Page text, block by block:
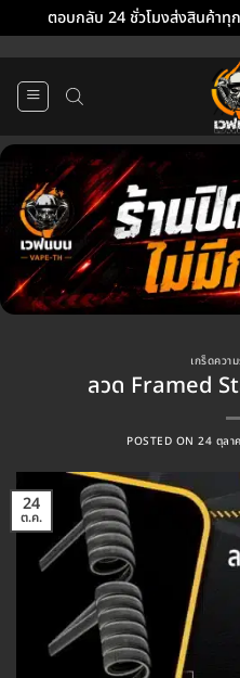
ตอบกลับ 24 ชั่วโมงส่งสินค้า
เกร็ดควา
ลวด Framed
POSTED ON24 ตุลา
24
ต.ค.